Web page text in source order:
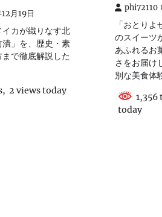
月19日
カが織りなす北
」を、歴史・素
で徹底解説した
2 views today
phi72110
「おとり
のスイーツ
あふれるお
さをお届け
別な美食体
today